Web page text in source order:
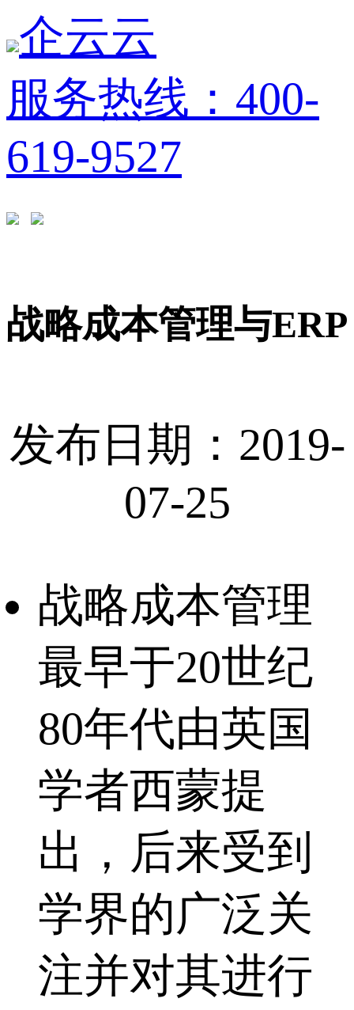
企云云
服务热线：400-
619-9527
战略成本管理与ERP
发布日期：2019-
07-25
战略成本管理
最早于20世纪
80年代由英国
学者西蒙提
出，后来受到
学界的广泛关
注并对其进行